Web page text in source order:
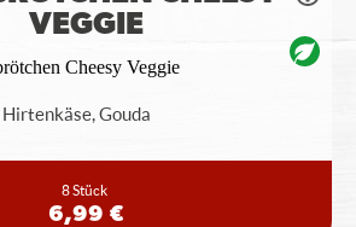
VEGGIE
Gouda
8 Stück
6,99 €